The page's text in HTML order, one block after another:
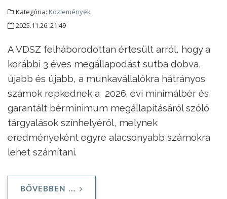
Kategória: Közlemények
2025.11.26. 21:49
A VDSZ felháborodottan értesült arról, hogy a
korábbi 3 éves megállapodást sutba dobva,
újabb és újabb, a munkavállalókra hátrányos
számok repkednek a 2026. évi minimálbér és
garantált bérminimum megállapításáról szóló
tárgyalások színhelyéről, melynek
eredményeként egyre alacsonyabb számokra
lehet számítani.
BŐVEBBEN ...